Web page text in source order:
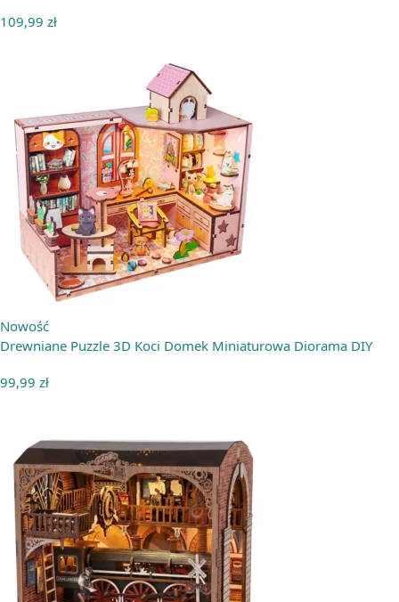
109,99 zł
Nowość
Drewniane Puzzle 3D Koci Domek Miniaturowa Diorama DIY
99,99 zł